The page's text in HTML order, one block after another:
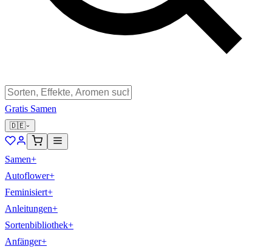
Gratis Samen
🇩🇪
Samen+
Autoflower+
Feminisiert+
Anleitungen+
Sortenbibliothek+
Anfänger+